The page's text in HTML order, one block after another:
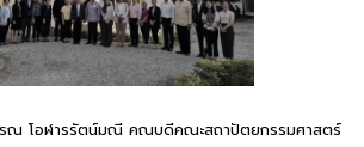
รณ โอฬารรัตน์มณี คณบดีคณะสถาปัตยกรรมศาสตร์